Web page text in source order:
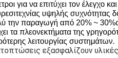
για να επιτύχει τον έλεγχο
υψηλής συχνότητας
την παραγωγή από 20% ~
τα πλεονεκτήματα της
λειτουργίας συστημάτων.
εξασφαλίζουν